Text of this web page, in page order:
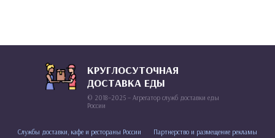
КРУГЛОСУТОЧНАЯ
ДОСТАВКА ЕДЫ
© 2018–2025 – Агрегатор служб доставки еды
России
Службы доставки, кафе и рестораны России Партнерство и размещение рекламы